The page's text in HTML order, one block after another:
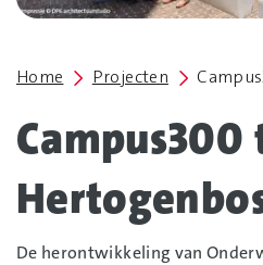
Home Projecten
Campus300
De herontwikkeling van